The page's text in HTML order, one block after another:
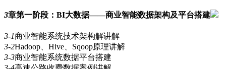
3章第一阶段：BI大数据——商业智能数据架构及平台搭建
3-1商业智能系统技术架构解讲解
3-2Hadoop、Hive、Sqoop原理讲解
3-3商业智能系统数据平台搭建